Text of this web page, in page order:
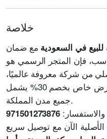
خلاصة
في السعودية مع ضمان
فإن المتجر الرسمي هو
من شركة معروفة عالميًا،
مع خدمة عملاء متواصلة، وعرض خاص بخصم 30% يشمل
جميع مدن المملكة.
971501273876
الآن مع توصيل سريع